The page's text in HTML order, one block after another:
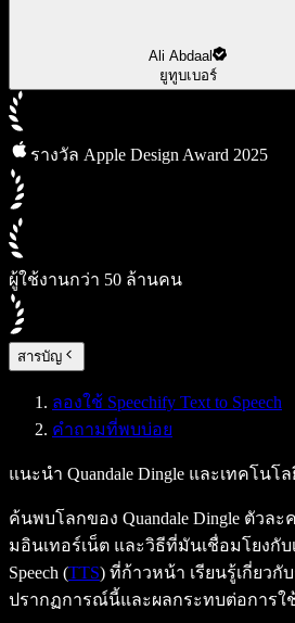
Ali Abdaal
ยูทูบเบอร์
รางวัล Apple Design Award 2025
ผู้ใช้งานกว่า 50 ล้านคน
สารบัญ
ลองใช้ Speechify Text to Speech
คำถามที่พบบ่อย
แนะนำ Quandale Dingle และเทคโนโล
ค้นพบโลกของ Quandale Dingle ตัวล
มอินเทอร์เน็ต และวิธีที่มันเชื่อมโยงกับ
Speech (TTS) ที่ก้าวหน้า เรียนรู้เกี่ยวกั
ปรากฏการณ์นี้และผลกระทบต่อการใ